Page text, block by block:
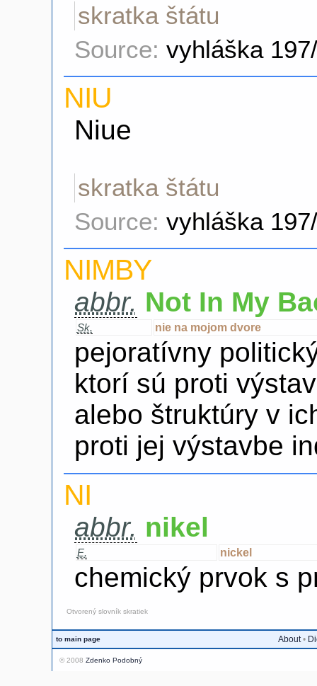
skratka štátu
Source: vyhláška
NIU
Niue
skratka štátu
Source: vyhláška
NIMBY
abbr. Not In My
Sk. nie na mojom dvore
pejoratívny
ktorí sú proti
alebo štruktúry v
proti jej výstavbe
NI
abbr. nikel
E. nickel
chemický prvok s
Otvorený slovník skratiek
to main page About•
© 2008 Zdenko Podobný